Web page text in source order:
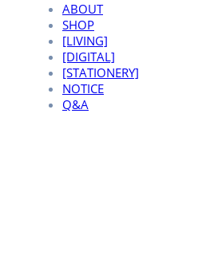
ABOUT
SHOP
[LIVING]
[DIGITAL]
[STATIONERY]
NOTICE
Q&A